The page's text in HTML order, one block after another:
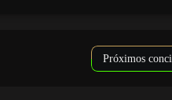
Próximos